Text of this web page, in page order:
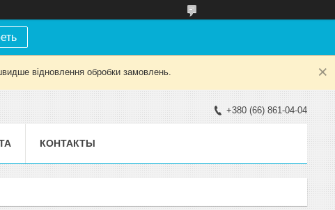
відновлення обробки замовлень.
+380 (66) 861-04-04
КОНТАКТЫ